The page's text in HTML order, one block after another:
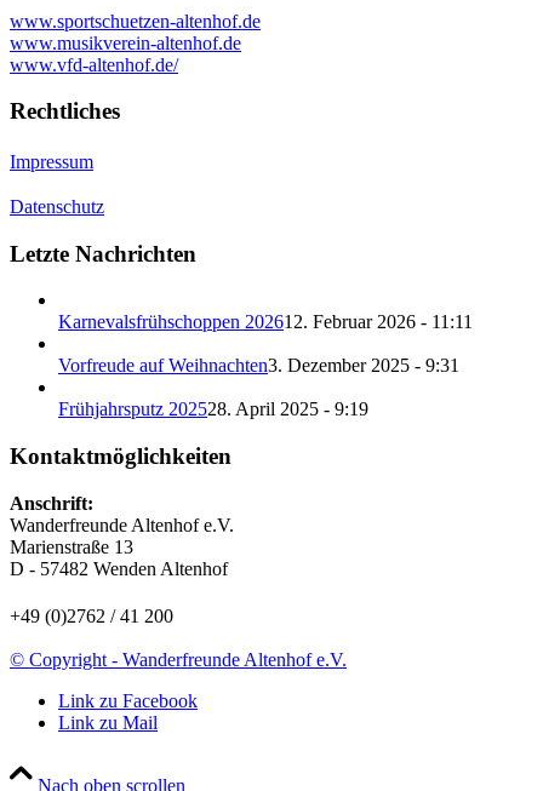
www.sportschuetzen-altenhof.de
www.musikverein-altenhof.de
www.vfd-altenhof.de/
Rechtliches
Impressum
Datenschutz
Letzte Nachrichten
Karnevalsfrühschoppen 202612. Februar 2026 - 11:11
Vorfreude auf Weihnachten3. Dezember 2025 - 9:31
Frühjahrsputz 202528. April 2025 - 9:19
Kontaktmöglichkeiten
Anschrift:
Wanderfreunde Altenhof e.V.
Marienstraße 13
D - 57482 Wenden Altenhof
+49 (0)2762 / 41 200
© Copyright - Wanderfreunde Altenhof e.V.
Link zu Facebook
Link zu Mail
Nach oben scrollen